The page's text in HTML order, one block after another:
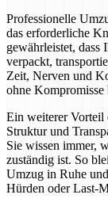
Professionelle
das erforderliche
gewährleistet, dass
verpackt,
Zeit, Nerven und
ohne Kompromisse
Ein weiterer Vorteil
Struktur und
Sie wissen immer,
zuständig ist. So
Umzug in Ruhe
Hürden oder Last-